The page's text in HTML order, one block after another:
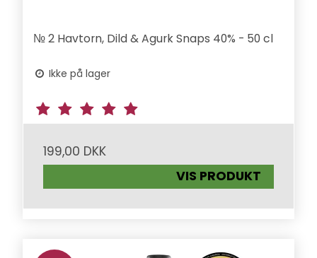
№ 2 Havtorn, Dild & Agurk Snaps 40% - 50 cl
Ikke på lager
199,00 DKK
VIS PRODUKT